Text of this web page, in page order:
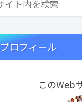
プロフィール
このWeb